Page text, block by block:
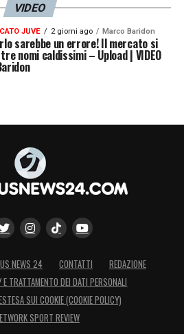
VIDEO
JUVE 2 giorni ago Marco Baridon
sarebbe un errore! Il mercato si
nomi caldissimi – Upload | VIDEO
NEWS 24 CONTATTI
REDAZIONE
TRATTAMENTO DEI DATI PERSONALI
SUI COOKIE (COOKIE POLICY)
SPORT REVIEW